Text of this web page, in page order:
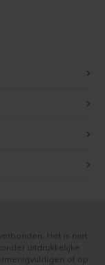
Het is niet
uitdrukkelijke
of op